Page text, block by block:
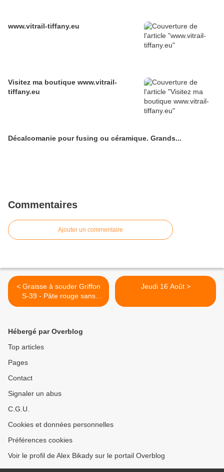
www.vitrail-tiffany.eu
Visitez ma boutique www.vitrail-
tiffany.eu
Décalcomanie pour fusing ou céramique. Grands...
Commentaires
Ajouter un commentaire
< Graisse à souder Griffon
S-39 - Pâte rouge sans
acides
Jeudi 16 Août >
Hébergé par Overblog
Top articles
Pages
Contact
Signaler un abus
C.G.U.
Cookies et données personnelles
Préférences cookies
Voir le profil de Alex Bikady sur le portail Overblog